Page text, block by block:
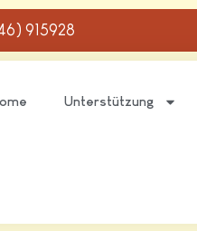
915928
Unterstützung